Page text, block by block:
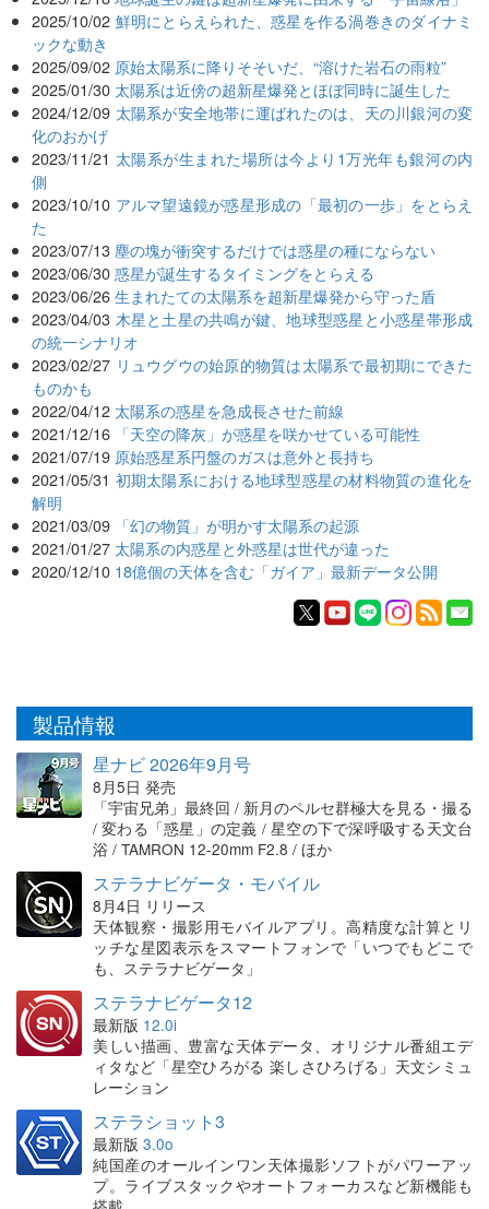
2025/10/02 鮮明にとらえられた、惑星を作る渦巻きのダイナミ
ックな動き
2025/09/02 原始太陽系に降りそそいだ、“溶けた岩石の雨粒”
2025/01/30 太陽系は近傍の超新星爆発とほぼ同時に誕生した
2024/12/09 太陽系が安全地帯に運ばれたのは、天の川銀河の変
化のおかげ
2023/11/21 太陽系が生まれた場所は今より1万光年も銀河の内
側
2023/10/10 アルマ望遠鏡が惑星形成の「最初の一歩」をとらえ
た
2023/07/13 塵の塊が衝突するだけでは惑星の種にならない
2023/06/30 惑星が誕生するタイミングをとらえる
2023/06/26 生まれたての太陽系を超新星爆発から守った盾
2023/04/03 木星と土星の共鳴が鍵、地球型惑星と小惑星帯形成
の統一シナリオ
2023/02/27 リュウグウの始原的物質は太陽系で最初期にできた
ものかも
2022/04/12 太陽系の惑星を急成長させた前線
2021/12/16 「天空の降灰」が惑星を咲かせている可能性
2021/07/19 原始惑星系円盤のガスは意外と長持ち
2021/05/31 初期太陽系における地球型惑星の材料物質の進化を
解明
2021/03/09 「幻の物質」が明かす太陽系の起源
2021/01/27 太陽系の内惑星と外惑星は世代が違った
2020/12/10 18億個の天体を含む「ガイア」最新データ公開
製品情報
星ナビ 2026年9月号
8月5日 発売
「宇宙兄弟」最終回 / 新月のペルセ群極大を見る・撮る
/ 変わる「惑星」の定義 / 星空の下で深呼吸する天文台
浴 / TAMRON 12-20mm F2.8 / ほか
ステラナビゲータ・モバイル
8月4日 リリース
天体観察・撮影用モバイルアプリ。高精度な計算とリ
ッチな星図表示をスマートフォンで「いつでもどこで
も、ステラナビゲータ」
ステラナビゲータ12
最新版 12.0i
美しい描画、豊富な天体データ、オリジナル番組エデ
ィタなど「星空ひろがる 楽しさひろげる」天文シミュ
レーション
ステラショット3
最新版 3.0o
純国産のオールインワン天体撮影ソフトがパワーアッ
プ。ライブスタックやオートフォーカスなど新機能も